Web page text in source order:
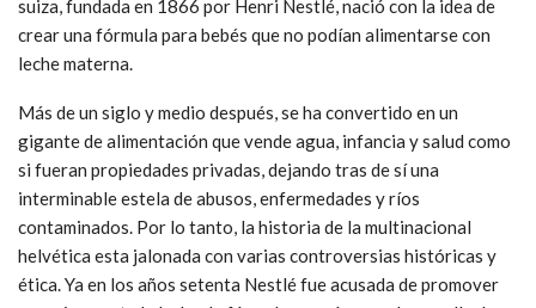
suiza, fundada en 1866 por Henri Nestlé, nació con la idea de
crear una fórmula para bebés que no podían alimentarse con
leche materna.
Más de un siglo y medio después, se ha convertido en un
gigante de alimentación que vende agua, infancia y salud como
si fueran propiedades privadas, dejando tras de sí una
interminable estela de abusos, enfermedades y ríos
contaminados. Por lo tanto, la historia de la multinacional
helvética esta jalonada con varias controversias históricas y
ética. Ya en los años setenta Nestlé fue acusada de promover